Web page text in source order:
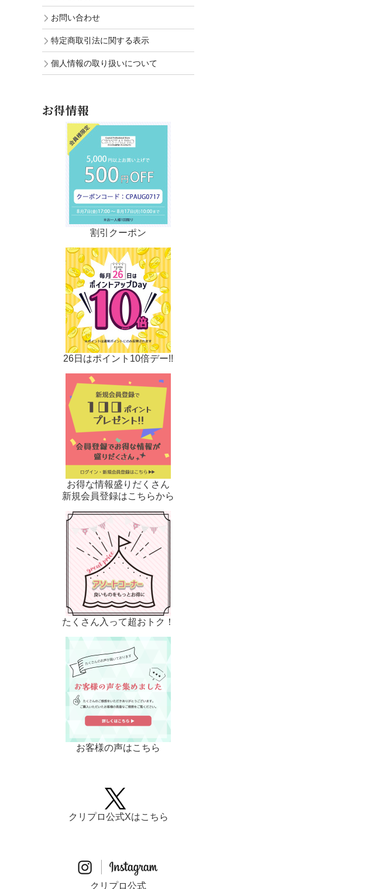
お問い合わせ
特定商取引法に関する表示
個人情報の取り扱いについて
お得情報
割引クーポン
26日はポイント10倍デー!!
お得な情報盛りだくさん
新規会員登録はこちらから
たくさん入って超おトク！
お客様の声はこちら
クリプロ公式Xはこちら
クリプロ公式